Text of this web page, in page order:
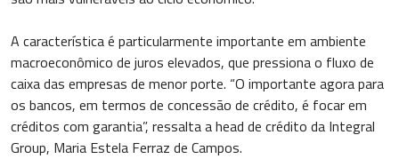
A característica é particularmente importante em ambiente
macroeconômico de juros elevados, que pressiona o fluxo de
caixa das empresas de menor porte. “O importante agora para
os bancos, em termos de concessão de crédito, é focar em
créditos com garantia”, ressalta a head de crédito da Integral
Group, Maria Estela Ferraz de Campos.